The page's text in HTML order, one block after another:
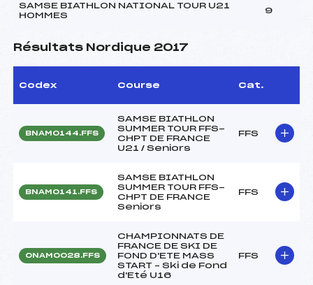
SAMSE BIATHLON NATIONAL TOUR U21
HOMMES
9
Résultats Nordique 2017
Codex Course Cat.
BNAM0144.FFS
SAMSE BIATHLON
SUMMER TOUR FFS-
CHPT DE FRANCE
U21 / Seniors
FFS
BNAM0141.FFS
SAMSE BIATHLON
SUMMER TOUR FFS-
CHPT DE FRANCE
Seniors
FFS
ONAM0028.FFS
CHAMPIONNATS DE
FRANCE DE SKI DE
FOND D'ETE MASS
START – Ski de Fond
d'Eté U16
FFS